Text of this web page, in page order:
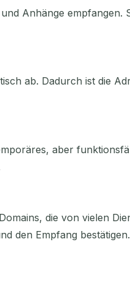
Anhänge empfangen.
ab. Dadurch ist die
aber
die von vielen
den Empfang bestätigen.